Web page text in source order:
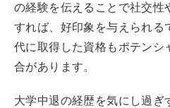
の経験を伝えることで社交性
すれば、好印象を与えられる
代に取得した資格もポテンシ
合があります。
大学中退の経歴を気にし過ぎ